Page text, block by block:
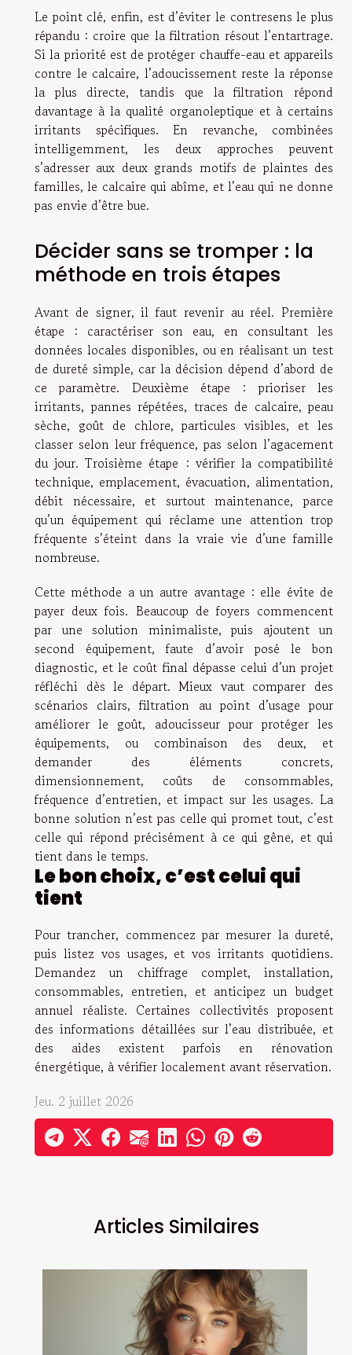
Articles Similaires
Le point clé, enfin, est d’éviter le contresens le plus
répandu : croire que la filtration résout l’entartrage.
Si la priorité est de protéger chauffe-eau et appareils
contre le calcaire, l’adoucissement reste la réponse
la plus directe, tandis que la filtration répond
davantage à la qualité organoleptique et à certains
irritants spécifiques. En revanche, combinées
intelligemment, les deux approches peuvent
s’adresser aux deux grands motifs de plaintes des
familles, le calcaire qui abîme, et l’eau qui ne donne
pas envie d’être bue.
Décider sans se tromper : la
méthode en trois étapes
Avant de signer, il faut revenir au réel. Première
étape : caractériser son eau, en consultant les
données locales disponibles, ou en réalisant un test
de dureté simple, car la décision dépend d’abord de
ce paramètre. Deuxième étape : prioriser les
irritants, pannes répétées, traces de calcaire, peau
sèche, goût de chlore, particules visibles, et les
classer selon leur fréquence, pas selon l’agacement
du jour. Troisième étape : vérifier la compatibilité
technique, emplacement, évacuation, alimentation,
débit nécessaire, et surtout maintenance, parce
qu’un équipement qui réclame une attention trop
fréquente s’éteint dans la vraie vie d’une famille
nombreuse.
Cette méthode a un autre avantage : elle évite de
payer deux fois. Beaucoup de foyers commencent
par une solution minimaliste, puis ajoutent un
second équipement, faute d’avoir posé le bon
diagnostic, et le coût final dépasse celui d’un projet
réfléchi dès le départ. Mieux vaut comparer des
scénarios clairs, filtration au point d’usage pour
améliorer le goût, adoucisseur pour protéger les
équipements, ou combinaison des deux, et
demander des éléments concrets,
dimensionnement, coûts de consommables,
fréquence d’entretien, et impact sur les usages. La
bonne solution n’est pas celle qui promet tout, c’est
celle qui répond précisément à ce qui gêne, et qui
tient dans le temps.
Le bon choix, c’est celui qui
tient
Pour trancher, commencez par mesurer la dureté,
puis listez vos usages, et vos irritants quotidiens.
Demandez un chiffrage complet, installation,
consommables, entretien, et anticipez un budget
annuel réaliste. Certaines collectivités proposent
des informations détaillées sur l’eau distribuée, et
des aides existent parfois en rénovation
énergétique, à vérifier localement avant réservation.
Jeu. 2 juillet 2026